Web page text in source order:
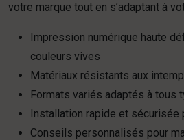
votre marque tout en s’adaptant à
Impression numérique haute
couleurs vives
Matériaux résistants aux
Formats variés adaptés à tous
Installation rapide et sécurisée
Conseils personnalisés pour